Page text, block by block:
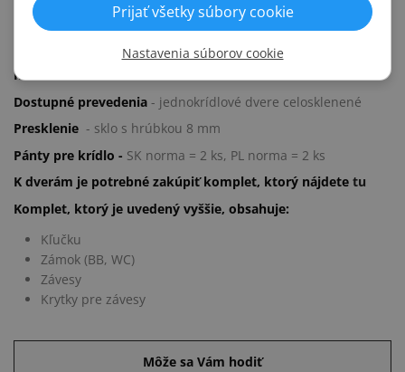
Popis produktu
Interíerové dvere INVADO - AMBER
Dostupné prevedenia - jednokrídlové dvere celosklenené
Presklenie - sklo s hrúbkou 8 mm
Pánty pre krídlo - SK norma = 2 ks, PL norma = 2 ks
K dverám je potrebné zakúpiť komplet, ktorý nájdete tu
Komplet, ktorý je uvedený vyššie, obsahuje:
Kľučku
Zámok (BB, WC)
Závesy
Krytky pre závesy
Môže sa Vám hodiť
Prijať všetky súbory cookie
Nastavenia súborov cookie